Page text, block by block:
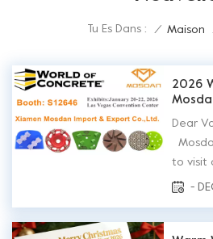
Tu Es Dans : / Maison
2026
Dear
to visit
Las
-